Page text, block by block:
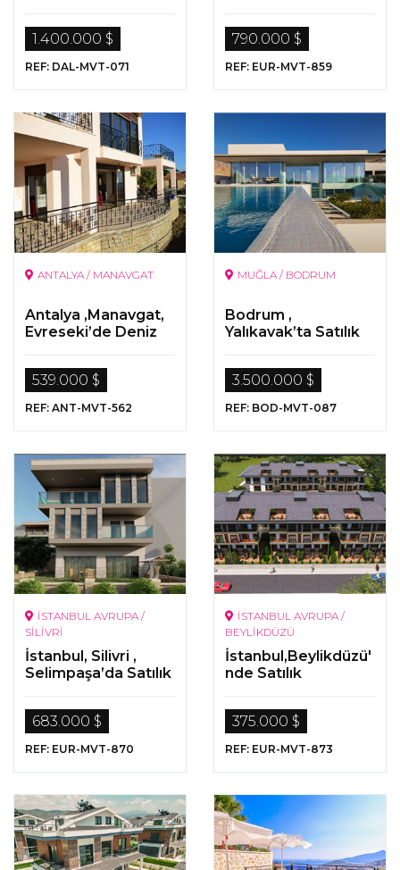
Ormanı İle Çevrili
Villa
1.400.000 $
REF: DAL-MVT-071
790.000 $
REF: EUR-MVT-859
ANTALYA / MANAVGAT
Antalya ,Manavgat,
Evreseki’de Deniz
Satılık Müstakil Villa
539.000 $
REF: ANT-MVT-562
MUĞLA / BODRUM
Bodrum ,
Yalıkavak’ta Satılık
Manzaralı Müstakil
Villa
3.500.000 $
REF: BOD-MVT-087
İSTANBUL AVRUPA /
SİLİVRİ
İstanbul, Silivri ,
Selimpaşa’da Satılık
Manzaralı Villalar
683.000 $
REF: EUR-MVT-870
İSTANBUL AVRUPA /
BEYLİKDÜZÜ
İstanbul,Beylikdüzü'
nde Satılık
375.000 $
REF: EUR-MVT-873